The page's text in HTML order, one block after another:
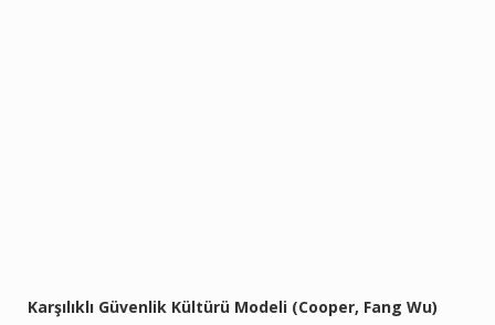
Karşılıklı Güvenlik Kültürü Modeli (Cooper, Fang Wu)